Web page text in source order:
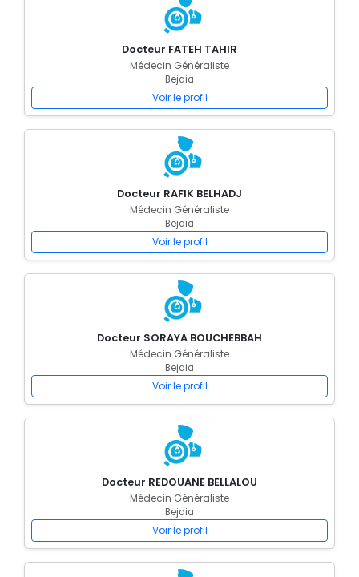
Docteur FATEH TAHIR
Médecin Généraliste
Bejaia
Voir le profil
Docteur RAFIK BELHADJ
Médecin Généraliste
Bejaia
Voir le profil
Docteur SORAYA BOUCHEBBAH
Médecin Généraliste
Bejaia
Voir le profil
Docteur REDOUANE BELLALOU
Médecin Généraliste
Bejaia
Voir le profil